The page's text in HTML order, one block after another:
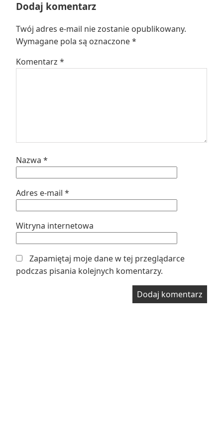
Dodaj komentarz
Twój adres e-mail nie zostanie opublikowany.
Wymagane pola są oznaczone*
Komentarz *
Nazwa *
Adres e-mail *
Witryna internetowa
Zapamiętaj moje dane w tej przeglądarce
podczas pisania kolejnych komentarzy.